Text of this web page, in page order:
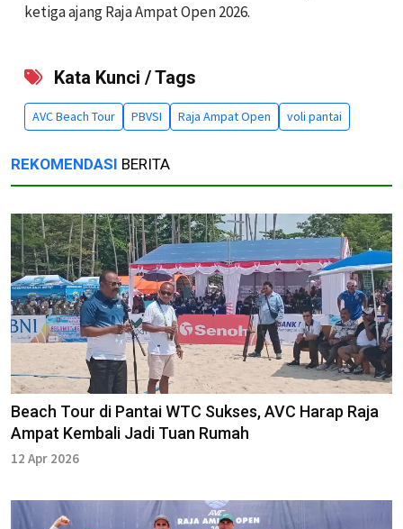
ketiga ajang Raja Ampat Open 2026.
Kata Kunci / Tags
AVC Beach Tour PBVSI Raja Ampat Open voli pantai
REKOMENDASI BERITA
Beach Tour di Pantai WTC Sukses, AVC Harap Raja
Ampat Kembali Jadi Tuan Rumah
12 Apr 2026